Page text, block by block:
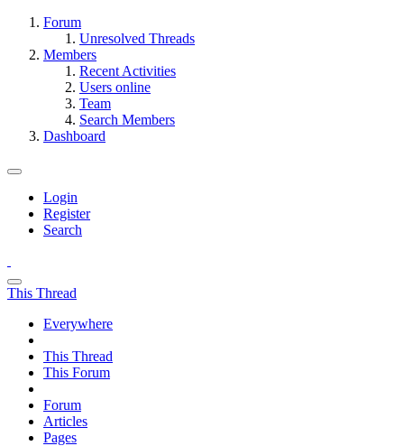
Forum
Unresolved Threads
Members
Recent Activities
Users online
Team
Search Members
Dashboard
Login
Register
Search
This Thread
Everywhere
This Thread
This Forum
Forum
Articles
Pages